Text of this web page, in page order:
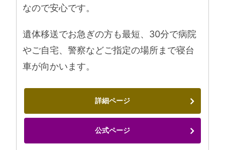
なので安心です。
遺体移送でお急ぎの方も最短、30分で病院
やご自宅、警察などご指定の場所まで寝台
車が向かいます。
詳細ページ
公式ページ